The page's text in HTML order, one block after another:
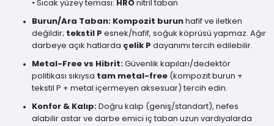
• Sıcak yüzey teması: HRO nitril taban
Burun/Ara Taban: Kompozit burun hafif ve iletken
değildir; tekstil P esnek/hafif, soğuk köprüsü yapmaz. Ağır
darbeye açık hatlarda çelik P dayanımı tercih edilebilir.
Metal-Free vs Hibrit: Güvenlik kapıları/dedektör
politikası sıkıysa tam metal-free (kompozit burun +
tekstil P + metal içermeyen aksesuar) tercih edin.
Konfor & Kalıp: Doğru kalıp (geniş/standart), nefes
alabilir astar ve darbe emici iç taban uzun vardiyalarda